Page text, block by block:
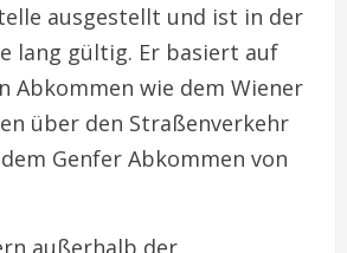
ausgestellt und ist in der
lang gültig. Er basiert auf
Abkommen wie dem Wiener
über den Straßenverkehr
Genfer Abkommen von
außerhalb der